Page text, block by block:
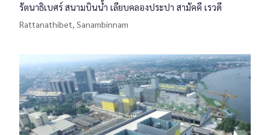
รัตนาธิเบศร์ สนามบินน้ำ เลียบคลองประปา สามัคคี เรวดี
Rattanathibet, Sanambinnam